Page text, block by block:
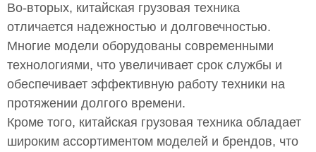
Во-вторых, китайская грузовая техника
отличается надежностью и долговечностью.
Многие модели оборудованы современными
технологиями, что увеличивает срок службы и
обеспечивает эффективную работу техники на
протяжении долгого времени.
Кроме того, китайская грузовая техника обладает
широким ассортиментом моделей и брендов, что